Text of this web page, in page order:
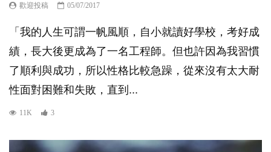
歡迎投稿 05/07/2017
「我的人生可謂一帆風順，自小就讀好學校，考好成
績，長大後更成為了一名工程師。但也許因為我習慣
了順利與成功，所以性格比較急躁，從來沒有太大耐
性面對困難和失敗，直到...
11K 3